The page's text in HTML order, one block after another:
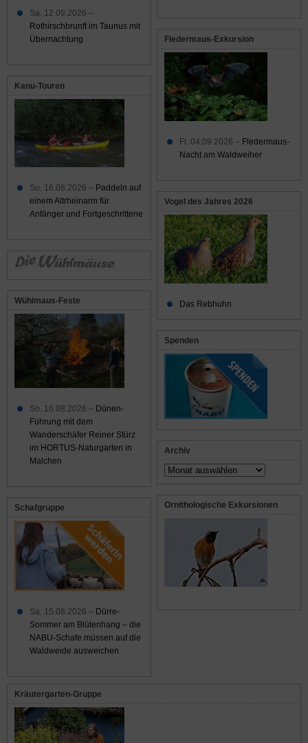
Fledermaus-Exkursion
Fr. 04.09.2026 – Fledermaus-
Nacht am Waldweiher
Vogel des Jahres 2026
Das Rebhuhn
Spenden
Archiv
Archiv
Ornithologische Exkursionen
Sa. 12.09.2026 –
Rothirschbrunft im Taunus mit
Übernachtung
Kanu-Touren
So. 16.08.2026 – Paddeln auf
einem Altrheinarm für
Anfänger und Fortgeschrittene
Wühlmaus-Feste
So. 16.08.2026 – Dünen-
Führung mit dem
Wanderschäfer Reiner Stürz
im HORTUS-Naturgarten in
Malchen
Schafgruppe
Sa. 15.08.2026 – Dürre-
Sommer am Blütenhang – die
NABU-Schafe müssen auf die
Waldweide ausweichen
Kräutergarten-Gruppe